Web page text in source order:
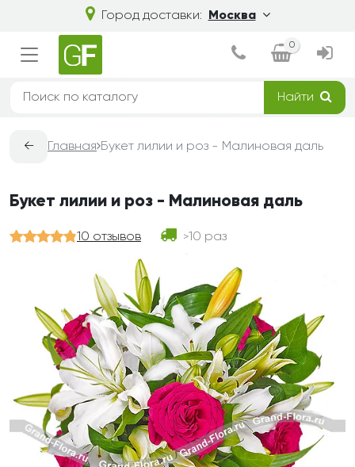
Город доставки: Москва
0
Найти
← Главная Букет лилии и роз - Малиновая даль
Букет лилии и роз - Малиновая даль
10 отзывов >10 раз